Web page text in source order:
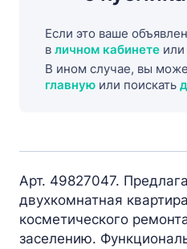
Если это ваше
в личном кабинете или
В ином случае, вы
главную или поискать
Арт. 49827047.
двухкомнатная
косметического
заселению.